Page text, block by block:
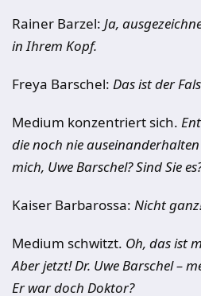
Rainer Barzel: Ja,
in Ihrem Kopf.
Freya Barschel: Das ist der
Medium konzentriert sich.
die noch nie
mich, Uwe Barschel? Sind Sie
Kaiser Barbarossa: Nicht
Medium schwitzt. Oh, das ist
Aber jetzt! Dr. Uwe Barschel –
Er war doch Doktor?